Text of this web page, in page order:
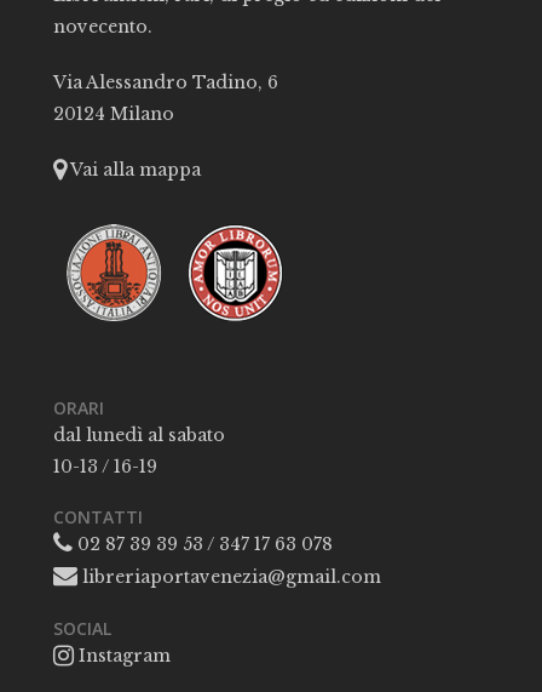
novecento.
Via Alessandro Tadino, 6
20124 Milano
Vai alla mappa
ORARI
dal lunedì al sabato
10-13 / 16-19
CONTATTI
02 87 39 39 53 / 347 17 63 078
libreriaportavenezia@gmail.com
SOCIAL
Instagram